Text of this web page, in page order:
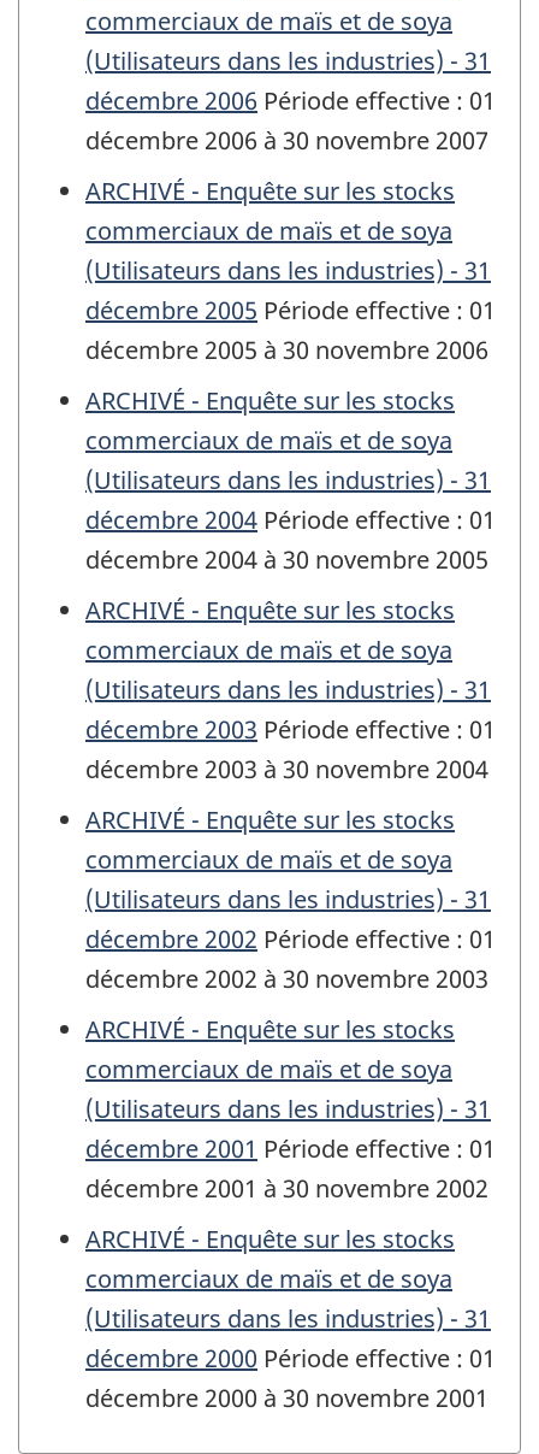
commerciaux de maïs et de soya
(Utilisateurs dans les industries) - 31
décembre 2006 Période effective : 01
décembre 2006 à 30 novembre 2007
ARCHIVÉ - Enquête sur les stocks
commerciaux de maïs et de soya
(Utilisateurs dans les industries) - 31
décembre 2005 Période effective : 01
décembre 2005 à 30 novembre 2006
ARCHIVÉ - Enquête sur les stocks
commerciaux de maïs et de soya
(Utilisateurs dans les industries) - 31
décembre 2004 Période effective : 01
décembre 2004 à 30 novembre 2005
ARCHIVÉ - Enquête sur les stocks
commerciaux de maïs et de soya
(Utilisateurs dans les industries) - 31
décembre 2003 Période effective : 01
décembre 2003 à 30 novembre 2004
ARCHIVÉ - Enquête sur les stocks
commerciaux de maïs et de soya
(Utilisateurs dans les industries) - 31
décembre 2002 Période effective : 01
décembre 2002 à 30 novembre 2003
ARCHIVÉ - Enquête sur les stocks
commerciaux de maïs et de soya
(Utilisateurs dans les industries) - 31
décembre 2001 Période effective : 01
décembre 2001 à 30 novembre 2002
ARCHIVÉ - Enquête sur les stocks
commerciaux de maïs et de soya
(Utilisateurs dans les industries) - 31
décembre 2000 Période effective : 01
décembre 2000 à 30 novembre 2001